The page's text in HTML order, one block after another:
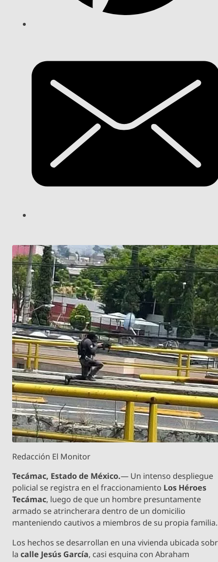
Redacción El Monitor
Tecámac, Estado de México.— Un intenso despliegue
policial se registra en el fraccionamiento Los Héroes
Tecámac, luego de que un hombre presuntamente
armado se atrincherara dentro de un domicilio
manteniendo cautivos a miembros de su propia familia.
Los hechos se desarrollan en una vivienda ubicada
lacalle Jesús García, casi esquina con Abraham